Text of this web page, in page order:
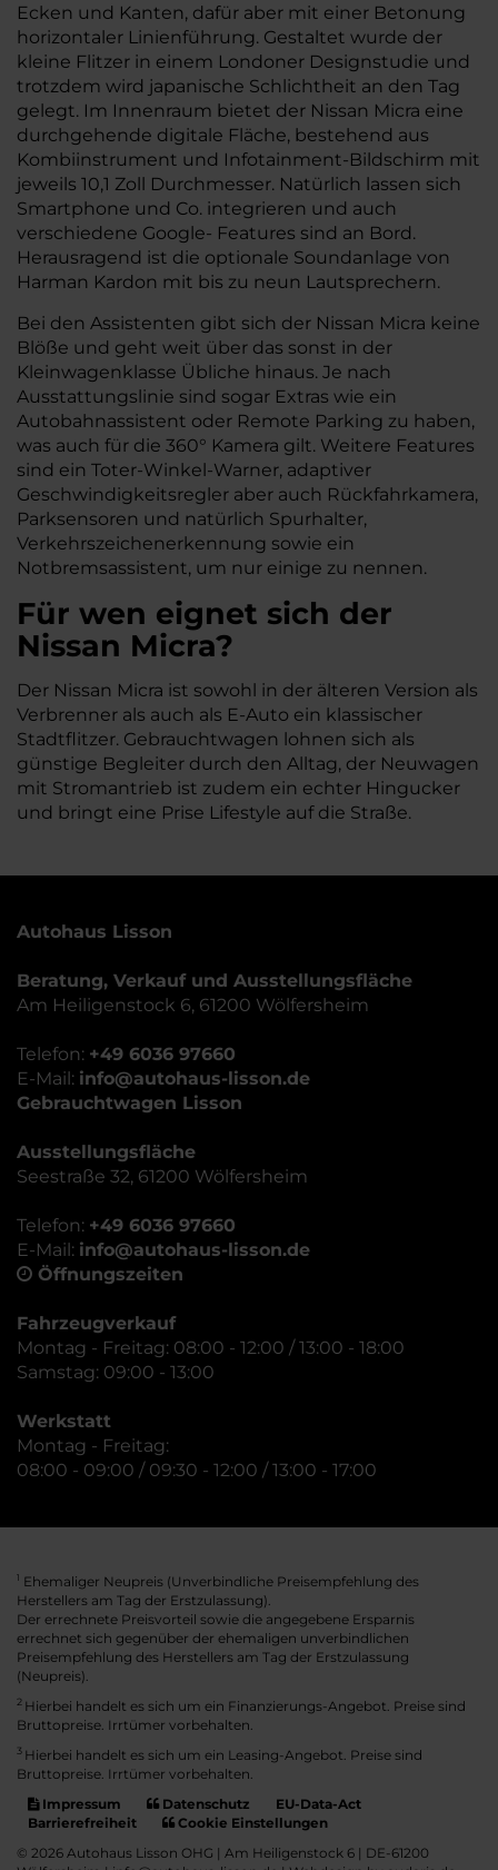
Ecken und Kanten, dafür aber mit einer Betonung
horizontaler Linienführung. Gestaltet wurde der
kleine Flitzer in einem Londoner Designstudie und
trotzdem wird japanische Schlichtheit an den Tag
gelegt. Im Innenraum bietet der Nissan Micra eine
durchgehende digitale Fläche, bestehend aus
Kombiinstrument und Infotainment-Bildschirm mit
jeweils 10,1 Zoll Durchmesser. Natürlich lassen sich
Smartphone und Co. integrieren und auch
verschiedene Google- Features sind an Bord.
Herausragend ist die optionale Soundanlage von
Harman Kardon mit bis zu neun Lautsprechern.
Bei den Assistenten gibt sich der Nissan Micra keine
Blöße und geht weit über das sonst in der
Kleinwagenklasse Übliche hinaus. Je nach
Ausstattungslinie sind sogar Extras wie ein
Autobahnassistent oder Remote Parking zu haben,
was auch für die 360° Kamera gilt. Weitere Features
sind ein Toter-Winkel-Warner, adaptiver
Geschwindigkeitsregler aber auch Rückfahrkamera,
Parksensoren und natürlich Spurhalter,
Verkehrszeichenerkennung sowie ein
Notbremsassistent, um nur einige zu nennen.
Für wen eignet sich der
Nissan Micra?
Der Nissan Micra ist sowohl in der älteren Version als
Verbrenner als auch als E-Auto ein klassischer
Stadtflitzer. Gebrauchtwagen lohnen sich als
günstige Begleiter durch den Alltag, der Neuwagen
mit Stromantrieb ist zudem ein echter Hingucker
und bringt eine Prise Lifestyle auf die Straße.
Autohaus Lisson
Beratung, Verkauf und Ausstellungsfläche
Am Heiligenstock 6, 61200 Wölfersheim
Telefon: +49 6036 97660
E-Mail: info@autohaus-lisson.de
Gebrauchtwagen Lisson
Ausstellungsfläche
Seestraße 32, 61200 Wölfersheim
Telefon: +49 6036 97660
E-Mail: info@autohaus-lisson.de
Öffnungszeiten
Fahrzeugverkauf
Montag - Freitag: 08:00 - 12:00 / 13:00 - 18:00
Samstag: 09:00 - 13:00
Werkstatt
Montag - Freitag:
08:00 - 09:00 / 09:30 - 12:00 / 13:00 - 17:00
1
Ehemaliger Neupreis (Unverbindliche Preisempfehlung des
Herstellers am Tag der Erstzulassung).
Der errechnete Preisvorteil sowie die angegebene Ersparnis
errechnet sich gegenüber der ehemaligen unverbindlichen
Preisempfehlung des Herstellers am Tag der Erstzulassung
(Neupreis).
2 Hierbei handelt es sich um ein Finanzierungs-Angebot. Preise sind
Bruttopreise. Irrtümer vorbehalten.
3 Hierbei handelt es sich um ein Leasing-Angebot. Preise sind
Bruttopreise. Irrtümer vorbehalten.
Impressum
Datenschutz
EU-Data-Act
Barrierefreiheit
Cookie Einstellungen
© 2026 Autohaus Lisson OHG | Am Heiligenstock 6 | DE-61200